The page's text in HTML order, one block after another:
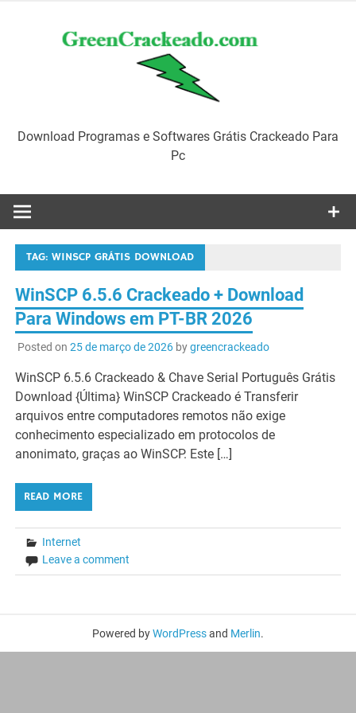
Download Programas e Softwares Grátis Crackeado Para
Pc
TAG:WINSCP GRÁTIS DOWNLOAD
WinSCP 6.5.6 Crackeado + Download
Para Windows em PT-BR 2026
Posted on 25 de março de 2026bygreencrackeado
WinSCP 6.5.6 Crackeado & Chave Serial Português Grátis
Download {Última} WinSCP Crackeado é Transferir
arquivos entre computadores remotos não exige
conhecimento especializado em protocolos de
anonimato, graças ao WinSCP. Este […]
READ MORE
Internet
Leave a comment
Powered byWordPressand Merlin.